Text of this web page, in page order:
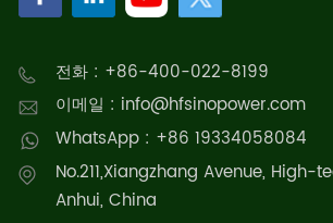
전화 : +86-400-022-8199
이메일 : info@hfsinopower.com
WhatsApp : +86 19334058084
No.211,Xiangzhang Avenue, High-
Anhui, China